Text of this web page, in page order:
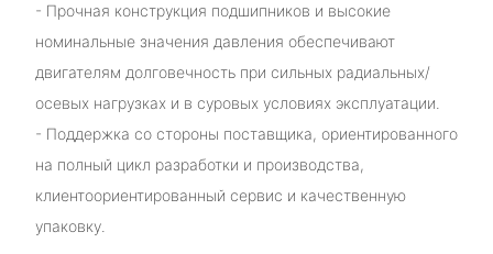
- Прочная конструкция подшипников и высокие
номинальные значения давления обеспечивают
двигателям долговечность при сильных радиальных/
осевых нагрузках и в суровых условиях эксплуатации.
- Поддержка со стороны поставщика, ориентированного
на полный цикл разработки и производства,
клиентоориентированный сервис и качественную
упаковку.